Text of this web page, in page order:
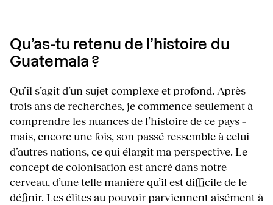
Qu’as-tu retenu de l’histoire du
Guatemala ?
Qu’il s’agit d’un sujet complexe et profond. Après
trois ans de recherches, je commence seulement à
comprendre les nuances de l’histoire de ce pays –
mais, encore une fois, son passé ressemble à celui
d’autres nations, ce qui élargit ma perspective. Le
concept de colonisation est ancré dans notre
cerveau, d’une telle manière qu’il est difficile de le
définir. Les élites au pouvoir parviennent aisément à